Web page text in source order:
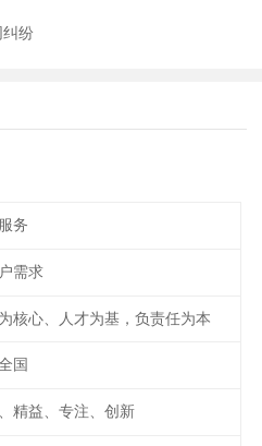
纠纷
务
需求
核心、人才为基，负责任为本
国
精益、专注、创新